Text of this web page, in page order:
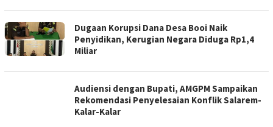
Dugaan Korupsi Dana Desa Booi Naik
Penyidikan, Kerugian Negara Diduga Rp1,4
Miliar
Audiensi dengan Bupati, AMGPM Sampaikan
Rekomendasi Penyelesaian Konflik Salarem-
Kalar-Kalar